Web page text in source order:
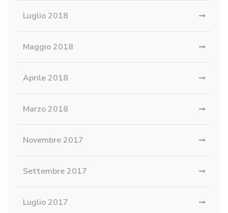
Luglio 2018
Maggio 2018
Aprile 2018
Marzo 2018
Novembre 2017
Settembre 2017
Luglio 2017